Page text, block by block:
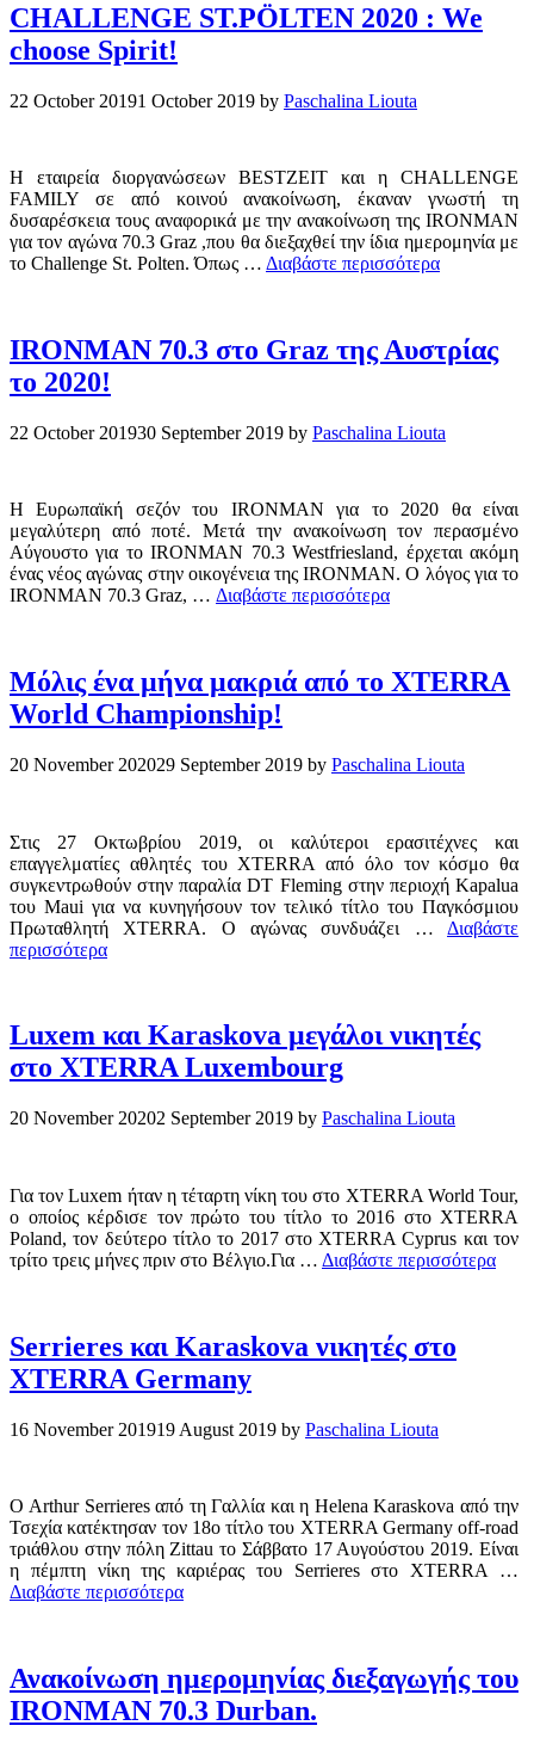
CHALLENGE ST.PÖLTEN 2020 : We
choose Spirit!
22 October 20191 October 2019 by Paschalina Liouta
H εταιρεία διοργανώσεων BESTZEIT και η CHALLENGE
FAMILY σε από κοινού ανακοίνωση, έκαναν γνωστή τη
δυσαρέσκεια τους αναφορικά με την ανακοίνωση της IRONMAN
για τον αγώνα 70.3 Graz ,που θα διεξαχθεί την ίδια ημερομηνία με
το Challenge St. Polten. Όπως … Διαβάστε περισσότερα
IRONMAN 70.3 στο Graz της Αυστρίας
το 2020!
22 October 201930 September 2019 by Paschalina Liouta
Η Ευρωπαϊκή σεζόν του IRONMAN για το 2020 θα είναι
μεγαλύτερη από ποτέ. Μετά την ανακοίνωση τον περασμένο
Αύγουστο για το IRONMAN 70.3 Westfriesland, έρχεται ακόμη
ένας νέος αγώνας στην οικογένεια της IRONMAN. Ο λόγος για το
IRONMAN 70.3 Graz, … Διαβάστε περισσότερα
Μόλις ένα μήνα μακριά από το XTERRA
World Championship!
20 November 202029 September 2019 by Paschalina Liouta
Στις 27 Οκτωβρίου 2019, οι καλύτεροι ερασιτέχνες και
επαγγελματίες αθλητές του XTERRA από όλο τον κόσμο θα
συγκεντρωθούν στην παραλία DT Fleming στην περιοχή Kapalua
του Maui για να κυνηγήσουν τον τελικό τίτλο του Παγκόσμιου
Πρωταθλητή XTERRA. Ο αγώνας συνδυάζει … Διαβάστε
περισσότερα
Luxem και Karaskova μεγάλοι νικητές
στο XTERRA Luxembourg
20 November 20202 September 2019 by Paschalina Liouta
Για τον Luxem ήταν η τέταρτη νίκη του στο XTERRA World Tour,
ο οποίος κέρδισε τον πρώτο του τίτλο το 2016 στο XTERRA
Poland, τον δεύτερο τίτλο το 2017 στο XTERRA Cyprus και τον
τρίτο τρεις μήνες πριν στο Βέλγιο.Για … Διαβάστε περισσότερα
Serrieres και Karaskova νικητές στο
XTERRA Germany
16 November 201919 August 2019 by Paschalina Liouta
Ο Arthur Serrieres από τη Γαλλία και η Helena Karaskova από την
Τσεχία κατέκτησαν τον 18ο τίτλο του XTERRA Germany off-road
τριάθλου στην πόλη Zittau το Σάββατο 17 Αυγούστου 2019. Είναι
η πέμπτη νίκη της καριέρας του Serrieres στο XTERRA …
Διαβάστε περισσότερα
Ανακοίνωση ημερομηνίας διεξαγωγής του
IRONMAN 70.3 Durban.